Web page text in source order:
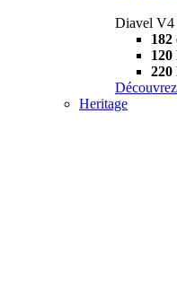
Diavel V4
182
120
220
Heritage